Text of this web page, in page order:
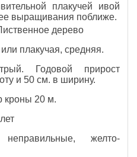
плакучей ивой
выращивания поближе.
дерево
плакучая, средняя.
Годовой прирост
и 50 см. в ширину.
кроны 20 м.
желто-